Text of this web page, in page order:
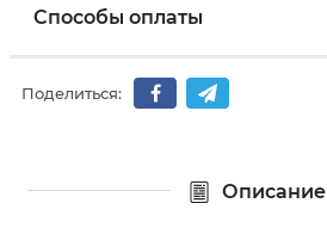
Способы оплаты
Поделиться:
Описание